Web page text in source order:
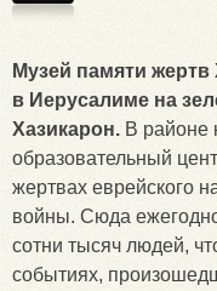
Музей памяти
в Иерусалиме на
Хазикарон. В районе
образовательный
жертвах еврейского
войны. Сюда
сотни тысяч людей,
событиях,